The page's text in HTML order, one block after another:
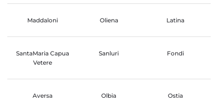
Maddaloni Oliena Latina
SantaMaria Capua
Vetere
Sanluri Fondi
Aversa Olbia Ostia